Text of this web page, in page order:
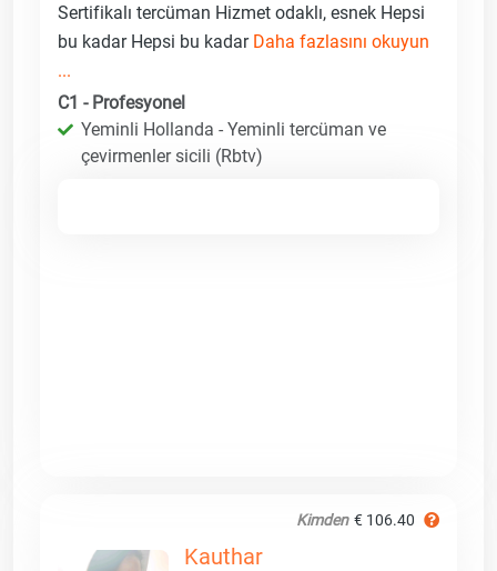
Sertifikalı tercüman Hizmet odaklı, esnek Hepsi
bu kadar Hepsi bu kadar Daha fazlasını okuyun
...
C1 - Profesyonel
Yeminli Hollanda - Yeminli tercüman ve
çevirmenler sicili (Rbtv)
Kimden € 106.40
Kauthar